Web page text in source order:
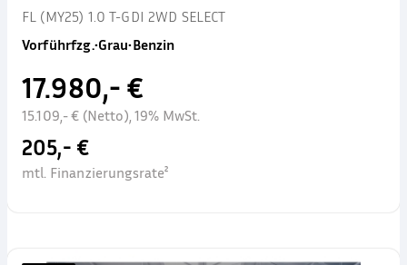
FL (MY25) 1.0 T-GDI 2WD SELECT
Vorführfzg.•Grau•Benzin
17.980,- €
15.109,- € (Netto), 19% MwSt.
205,- €
mtl. Finanzierungsrate²